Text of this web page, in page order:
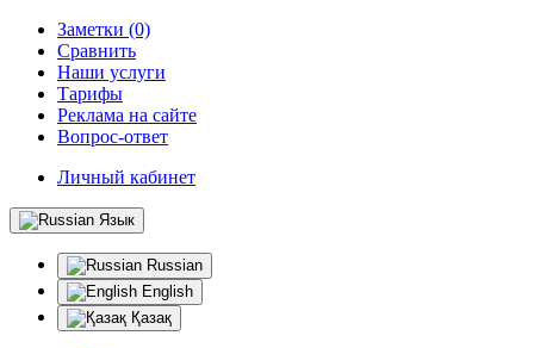
Заметки (0)
Сравнить
Наши услуги
Тарифы
Реклама на сайте
Вопрос-ответ
Личный кабинет
Язык
Russian
English
Қазақ